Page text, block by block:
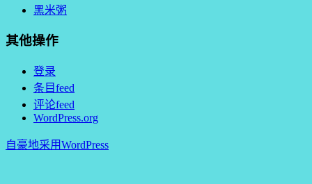
黑米粥
其他操作
登录
条目feed
评论feed
WordPress.org
自豪地采用WordPress